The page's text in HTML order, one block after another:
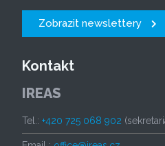
Zobrazit newslettery
Kontakt
IREAS
Tel.: +420 725 068 902